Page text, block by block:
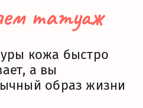
татуаж
кожа быстро
а вы
образ жизни